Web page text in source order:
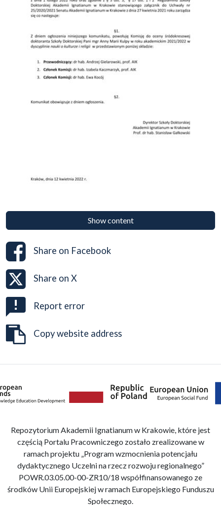
Show content
Share on Facebook
Share on X
Report error
Copy website address
Repozytorium Akademii Ignatianum w Krakowie, które jest
częścią Portalu Pracowniczego zostało zrealizowane w
ramach projektu „Program wzmocnienia potencjału
dydaktycznego Uczelni na rzecz rozwoju regionalnego”
POWR.03.05.00-00-ZR10/18 współfinansowanego ze
środków Unii Europejskiej w ramach Europejskiego Funduszu
Społecznego.